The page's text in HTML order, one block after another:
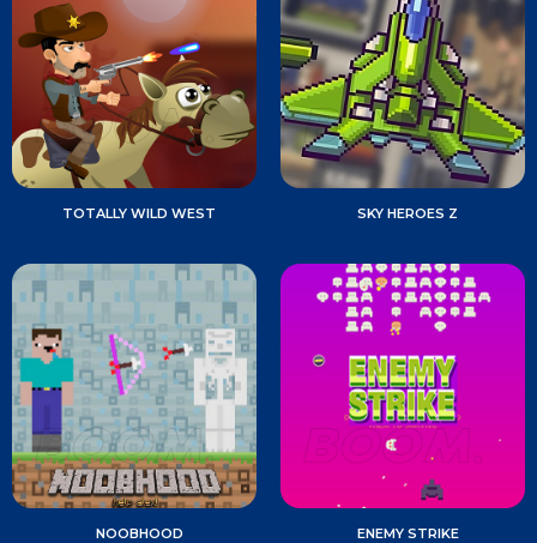
TOTALLY WILD WEST SKY HEROES Z
NOOBHOOD ENEMY STRIKE